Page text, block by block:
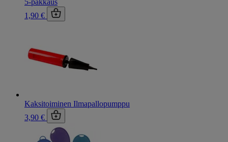
1,90 €
Kaksitoiminen Ilmapallopumppu
3,90 €